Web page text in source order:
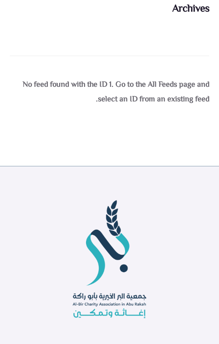
Archives
No feed found with the ID 1. Go to theAll Feeds pageand
select an ID from an existing feed.